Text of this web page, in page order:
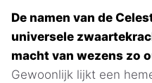
De namen van de
universele
macht van wezens zo
Gewoonlijk lijkt een